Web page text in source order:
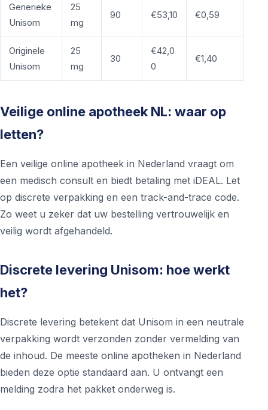
Generieke
Unisom
25
mg
90 €53,10 €0,59
Originele
Unisom
25
mg
30
€42,0
0
€1,40
Veilige online apotheek NL: waar op
letten?
Een veilige online apotheek in Nederland vraagt om
een medisch consult en biedt betaling met iDEAL. Let
op discrete verpakking en een track-and-trace code.
Zo weet u zeker dat uw bestelling vertrouwelijk en
veilig wordt afgehandeld.
Discrete levering Unisom: hoe werkt
het?
Discrete levering betekent dat Unisom in een neutrale
verpakking wordt verzonden zonder vermelding van
de inhoud. De meeste online apotheken in Nederland
bieden deze optie standaard aan. U ontvangt een
melding zodra het pakket onderweg is.